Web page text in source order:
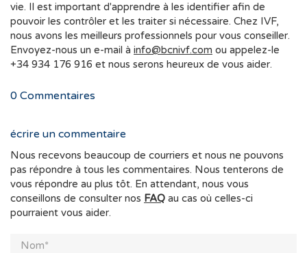
vie. Il est important d'apprendre à les identifier afin de
pouvoir les contrôler et les traiter si nécessaire. Chez IVF,
nous avons les meilleurs professionnels pour vous conseiller.
Envoyez-nous un e-mail à info@bcnivf.com ou appelez-le
+34 934 176 916 et nous serons heureux de vous aider.
0 Commentaires
écrire un commentaire
Nous recevons beaucoup de courriers et nous ne pouvons
pas répondre à tous les commentaires. Nous tenterons de
vous répondre au plus tôt. En attendant, nous vous
conseillons de consulter nos FAQ au cas où celles-ci
pourraient vous aider.